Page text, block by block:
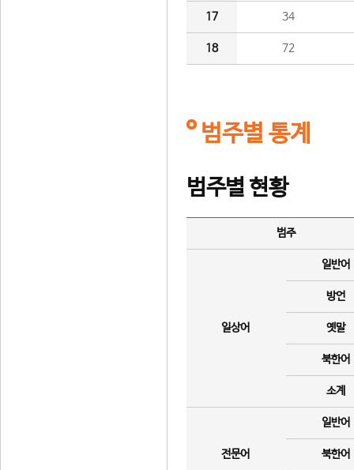
17 34
18 72
범주별 통계
범주별 현황
범주
일상어
일반어
방언
옛말
북한어
소계
전문어
일반어
북한어